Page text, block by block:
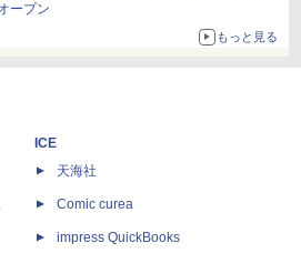
ープン
もっと見る
ICE
天海社
Comic curea
impress QuickBooks